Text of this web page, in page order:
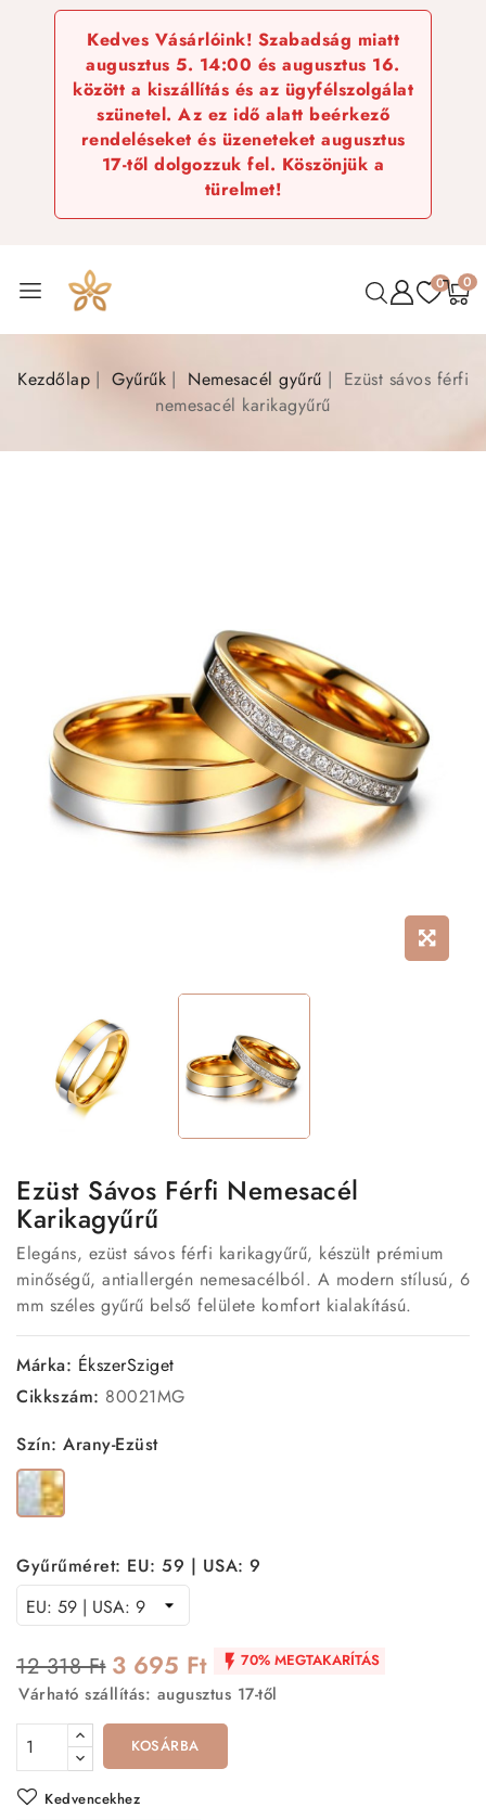
Kedves Vásárlóink! Szabadság miatt
augusztus 5. 14:00 és augusztus 16.
között a kiszállítás és az ügyfélszolgálat
szünetel. Az ez idő alatt beérkező
rendeléseket és üzeneteket augusztus
17-től dolgozzuk fel. Köszönjük a
türelmet!
0 0
Kezdőlap Gyűrűk Nemesacél gyűrű
Ezüst sávos férfi
nemesacél karikagyűrű
Ezüst Sávos Férfi Nemesacél
Karikagyűrű
Elegáns, ezüst sávos férfi karikagyűrű, készült prémium
minőségű, antiallergén nemesacélból. A modern stílusú, 6
mm széles gyűrű belső felülete komfort kialakítású.
Márka: ÉkszerSziget
Cikkszám: 80021MG
Szín: Arany-Ezüst
Arany-
Ezüst
Gyűrűméret: EU: 59 | USA: 9
12 318 Ft 3 695 Ft  70% MEGTAKARÍTÁS
Várható szállítás: augusztus 17-től
KOSÁRBA
Kedvencekhez